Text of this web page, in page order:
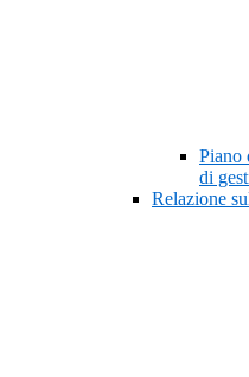
Piano
di
Relazione